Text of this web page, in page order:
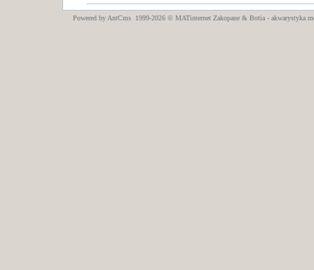
Powered by AntCms 1999-2026 © MATinternet Zakopane& Botia - akwarystyka